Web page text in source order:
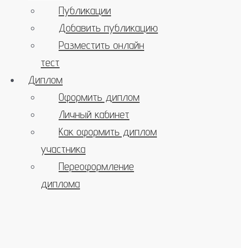
Публикации
Добавить публикацию
Разместить онлайн
тест
Диплом
Оформить диплом
Личный кабинет
Как оформить диплом
участника
Переоформление
диплома